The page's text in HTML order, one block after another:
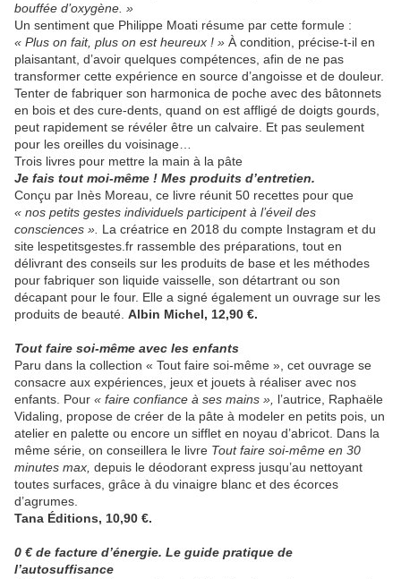
bouffée d’oxygène. »
Un sentiment que Philippe Moati résume par cette formule :
« Plus on fait, plus on est heureux ! » À condition, précise-t-il en
plaisantant, d’avoir quelques compétences, afin de ne pas
transformer cette expérience en source d’angoisse et de douleur.
Tenter de fabriquer son harmonica de poche avec des bâtonnets
en bois et des cure-dents, quand on est affligé de doigts gourds,
peut rapidement se révéler être un calvaire. Et pas seulement
pour les oreilles du voisinage…
Trois livres pour mettre la main à la pâte
Je fais tout moi-même ! Mes produits d’entretien.
Conçu par Inès Moreau, ce livre réunit 50 recettes pour que
« nos petits gestes individuels participent à l’éveil des
consciences ». La créatrice en 2018 du compte Instagram et du
site lespetitsgestes.fr rassemble des préparations, tout en
délivrant des conseils sur les produits de base et les méthodes
pour fabriquer son liquide vaisselle, son détartrant ou son
décapant pour le four. Elle a signé également un ouvrage sur les
produits de beauté. Albin Michel, 12,90 €.
Tout faire soi-même avec les enfants
Paru dans la collection « Tout faire soi-même », cet ouvrage se
consacre aux expériences, jeux et jouets à réaliser avec nos
enfants. Pour « faire confiance à ses mains », l’autrice, Raphaële
Vidaling, propose de créer de la pâte à modeler en petits pois, un
atelier en palette ou encore un sifflet en noyau d’abricot. Dans la
même série, on conseillera le livre Tout faire soi-même en 30
minutes max, depuis le déodorant express jusqu’au nettoyant
toutes surfaces, grâce à du vinaigre blanc et des écorces
d’agrumes.
Tana Éditions, 10,90 €.
0 € de facture d’énergie. Le guide pratique de
l’autosuffisance